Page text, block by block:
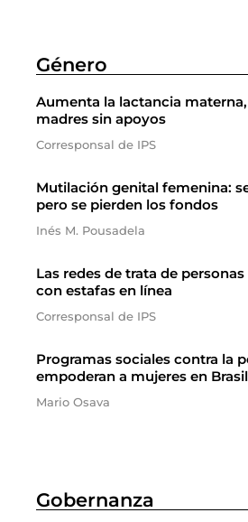
Género
Aumenta la lactancia
madres sin apoyos
Corresponsal de IPS
Mutilación genital femenina:
pero se pierden los fondos
Inés M. Pousadela
Las redes de trata de
con estafas en línea
Corresponsal de IPS
Programas sociales contra la
empoderan a mujeres en Brasil
Mario Osava
Gobernanza